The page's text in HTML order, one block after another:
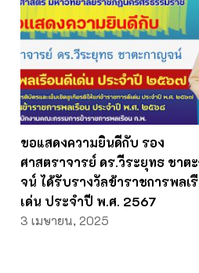
ขอแสดงความยินดีกับ รอง
ศาสตราจารย์ ดร.วีระยุทธ ชาต
จน์ ได้รับรางวัลข้าราชการพลเ
เด่น ประจำปี พ.ศ. 2567
3 เมษายน, 2025